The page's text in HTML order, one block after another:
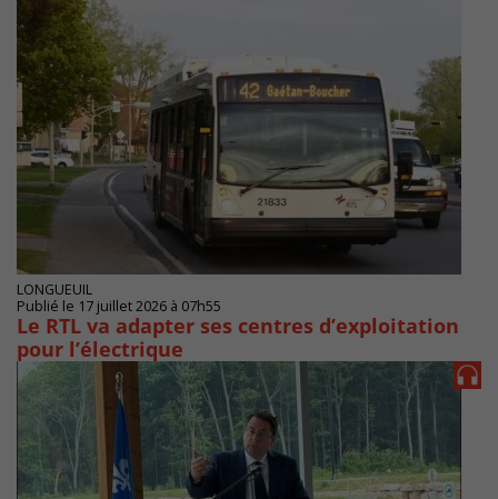
LONGUEUIL
Publié le 17 juillet 2026 à 07h55
Le RTL va adapter ses centres d’exploitation
pour l’électrique